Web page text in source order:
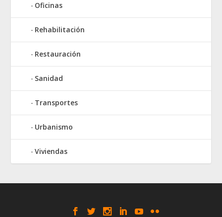
Oficinas
Rehabilitación
Restauración
Sanidad
Transportes
Urbanismo
Viviendas